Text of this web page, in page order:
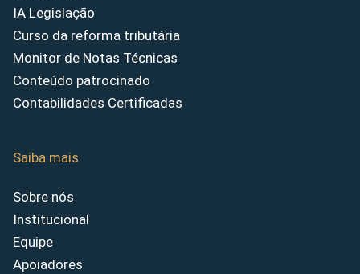
IA Legislação
Curso da reforma tributária
Monitor de Notas Técnicas
Conteúdo patrocinado
Contabilidades Certificadas
Saiba mais
Sobre nós
Institucional
Equipe
Apoiadores